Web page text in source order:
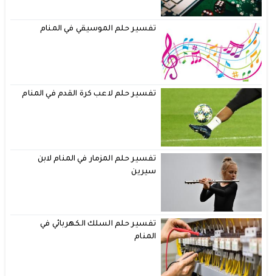
تفسير حلم الموسيقي في المنام
تفسير حلم لاعب كرة القدم في المنام
تفسير حلم المزمار في المنام لابن
سيرين
تفسير حلم السلك الكهربائي في
المنام